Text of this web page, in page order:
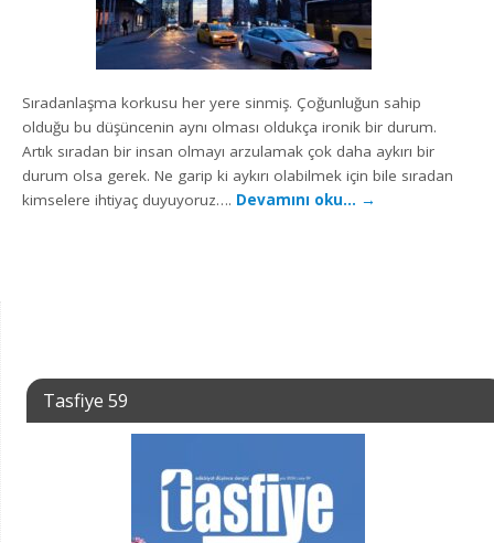
Sıradanlaşma korkusu her yere sinmiş. Çoğunluğun sahip
olduğu bu düşüncenin aynı olması oldukça ironik bir durum.
Artık sıradan bir insan olmayı arzulamak çok daha aykırı bir
durum olsa gerek. Ne garip ki aykırı olabilmek için bile sıradan
kimselere ihtiyaç duyuyoruz…. Devamını oku… →
Tasfiye 59